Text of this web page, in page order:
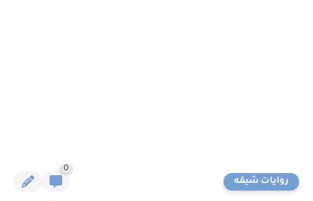
روايات شيقه
0